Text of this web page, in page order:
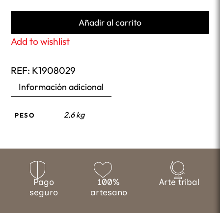
Añadir al carrito
Add to wishlist
REF: K1908029
Información adicional
PESO 2,6 kg
Pago
seguro
100%
artesano
Arte tribal